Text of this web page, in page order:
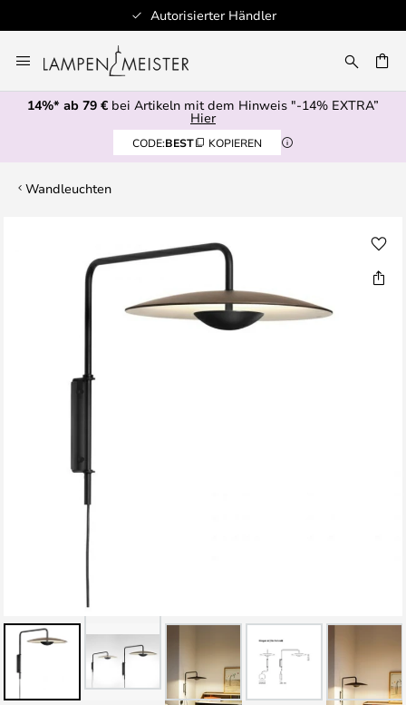
Autorisierter Händler
Inhalt
springen
14%* ab 79 € bei Artikeln mit dem Hinweis "-14% EXTRA”
Hier
CODE:BEST KOPIEREN
Wandleuchten